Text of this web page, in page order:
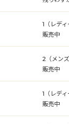
1（レディ
販売中
2（メンズ
販売中
1（レディ
販売中